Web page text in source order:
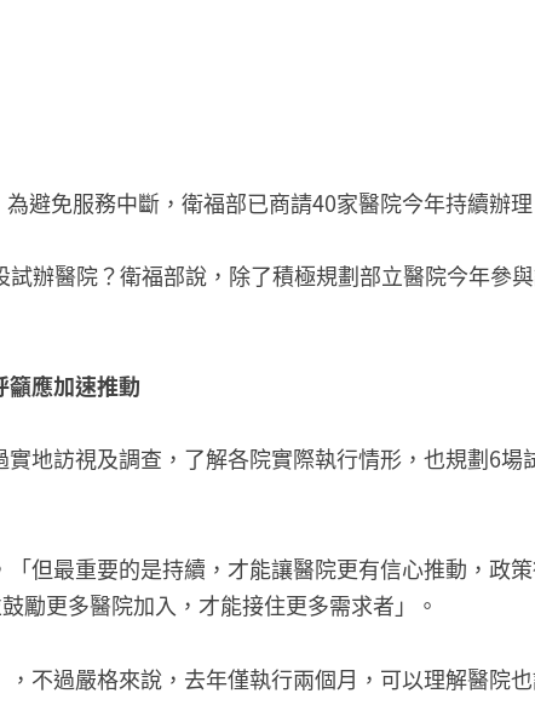
避免服務中斷，衛福部已商請40家醫院今年持續辦
辦醫院？衛福部說，除了積極規劃部立醫院今年參
應加速推動
地訪視及調查，了解各院實際執行情形，也規劃6
但最重要的是持續，才能讓醫院更有信心推動，政
勵更多醫院加入，才能接住更多需求者」。
不過嚴格來說，去年僅執行兩個月，可以理解醫院